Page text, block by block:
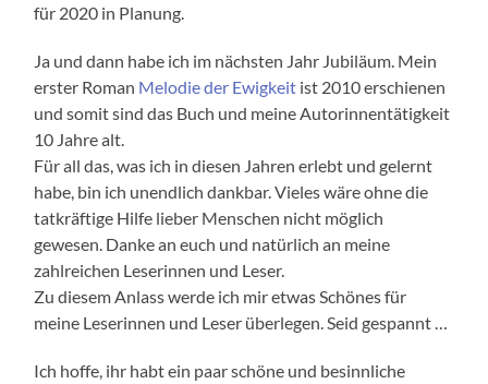
für 2020 in Planung.
Ja und dann habe ich im nächsten Jahr Jubiläum. Mein
erster Roman Melodie der Ewigkeit ist 2010 erschienen
und somit sind das Buch und meine Autorinnentätigkeit
10 Jahre alt.
Für all das, was ich in diesen Jahren erlebt und gelernt
habe, bin ich unendlich dankbar. Vieles wäre ohne die
tatkräftige Hilfe lieber Menschen nicht möglich
gewesen. Danke an euch und natürlich an meine
zahlreichen Leserinnen und Leser.
Zu diesem Anlass werde ich mir etwas Schönes für
meine Leserinnen und Leser überlegen. Seid gespannt …
Ich hoffe, ihr habt ein paar schöne und besinnliche